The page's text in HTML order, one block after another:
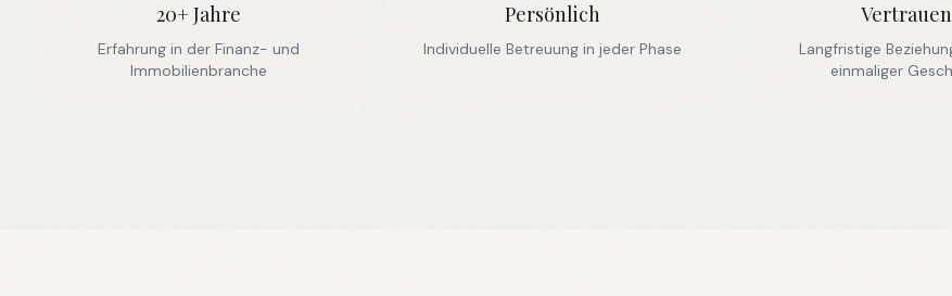
20+ Jahre
Erfahrung in der Finanz- und
Immobilienbranche
Persönlich
Individuelle Betreuung in jeder Phase
Vertrauen
Langfristige
einmaliger